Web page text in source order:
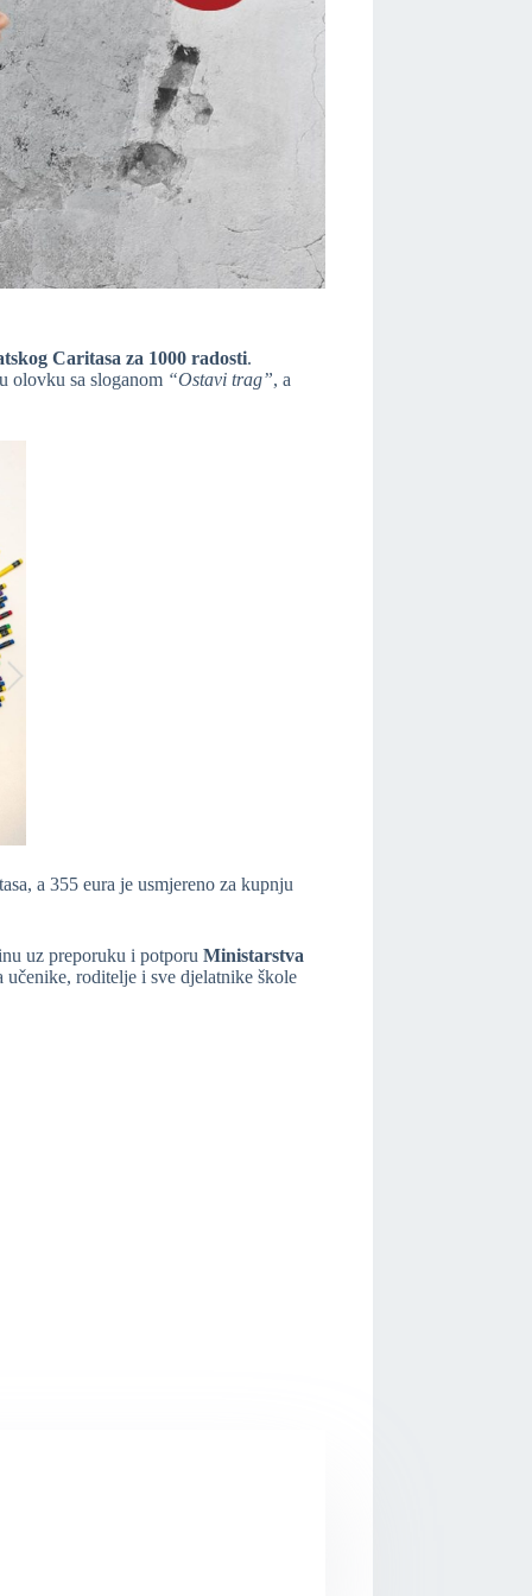
Caritasa za 1000 radosti.
olovku sa sloganom “Ostavi trag”, a
a 355 eura je usmjereno za kupnju
uz preporuku i potporu Ministarstva
roditelje i sve djelatnike škole